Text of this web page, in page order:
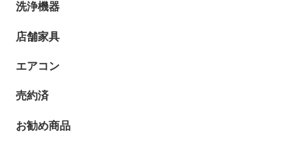
洗浄機器
店舗家具
エアコン
売約済
お勧め商品